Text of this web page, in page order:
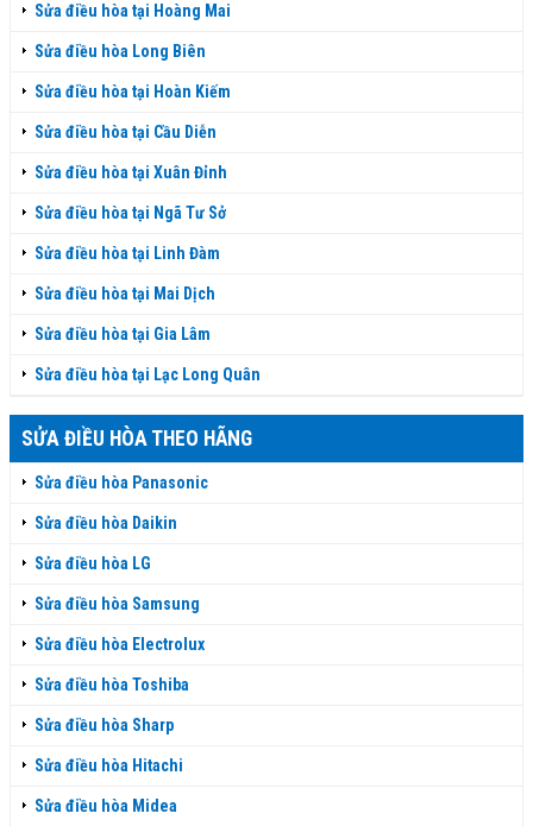
Sửa điều hòa tại Hoàng Mai
Sửa điều hòa Long Biên
Sửa điều hòa tại Hoàn Kiếm
Sửa điều hòa tại Cầu Diễn
Sửa điều hòa tại Xuân Đỉnh
Sửa điều hòa tại Ngã Tư Sở
Sửa điều hòa tại Linh Đàm
Sửa điều hòa tại Mai Dịch
Sửa điều hòa tại Gia Lâm
Sửa điều hòa tại Lạc Long Quân
SỬA ĐIỀU HÒA THEO HÃNG
Sửa điều hòa Panasonic
Sửa điều hòa Daikin
Sửa điều hòa LG
Sửa điều hòa Samsung
Sửa điều hòa Electrolux
Sửa điều hòa Toshiba
Sửa điều hòa Sharp
Sửa điều hòa Hitachi
Sửa điều hòa Midea